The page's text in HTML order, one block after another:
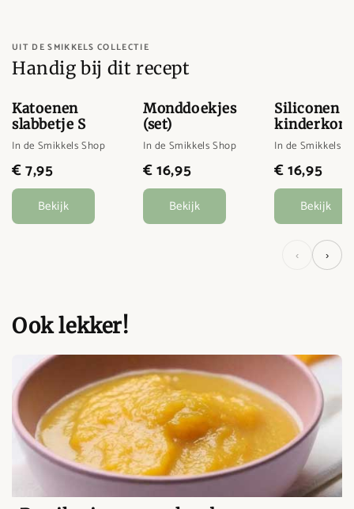
UIT DE SMIKKELS COLLECTIE
Handig bij dit recept
Katoenen
slabbetje S
In de Smikkels Shop
€ 7,95
Bekijk
Monddoekjes
(set)
In de Smikkels Shop
€ 16,95
Bekijk
Siliconen
In de Smikkels
€ 16,95
Bekijk
‹ ›
Ook lekker!